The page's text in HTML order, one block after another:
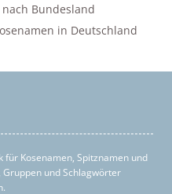
Bundesland
in Deutschland
Kosenamen, Spitznamen und
und Schlagwörter